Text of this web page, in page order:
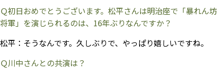
Ｑ初日おめでとうございます。松平さんは明治座で「暴れん坊
将軍」を演じられるのは、16年ぶりなんですか？
松平： そうなんです。久しぶりで、やっぱり嬉しいですね。
Ｑ川中さんとの共演は？